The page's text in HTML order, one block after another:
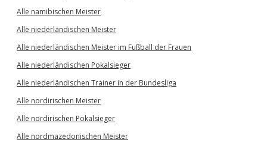
Alle namibischen Meister
Alle niederländischen Meister
Alle niederländischen Meister im Fußball der Frauen
Alle niederländischen Pokalsieger
Alle niederländischen Trainer in der Bundesliga
Alle nordirischen Meister
Alle nordirischen Pokalsieger
Alle nordmazedonischen Meister